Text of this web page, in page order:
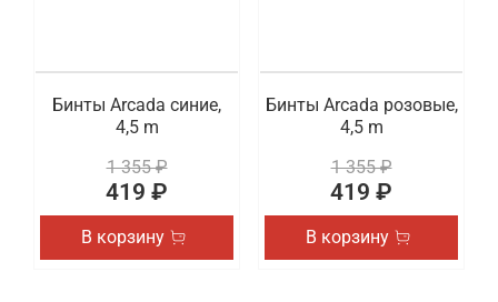
Бинты Arcada синие,
4,5 m
1 355 ₽
419 ₽
В корзину
Бинты Arcada розовые,
4,5 m
1 355 ₽
419 ₽
В корзину